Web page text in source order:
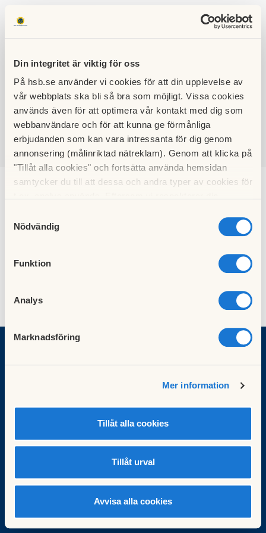
Din integritet är viktig för oss
På hsb.se använder vi cookies för att din upplevelse av
vår webbplats ska bli så bra som möjligt. Vissa cookies
används även för att optimera vår kontakt med dig som
webbanvändare och för att kunna ge förmånliga
erbjudanden som kan vara intressanta för dig genom
annonsering (målinriktad nätreklam). Genom att klicka på
"Tillåt alla cookies" och fortsätta använda hemsidan
samtycker du till att dessa och andra typer av cookies för
cookies och välja att endast tillåta ett urval.
Nödvändig
Funktion
Analys
Marknadsföring
Mer information
Tillåt alla cookies
Tillåt urval
Avvisa alla cookies
HSB BRF
ARBORRAREN
SÖK LOGGA IN
Org.nummer: 75 72 00-94 34
Cookieinställningar
Redigera hemsida